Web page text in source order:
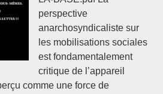
perspective
anarchosyndicaliste sur
les mobilisations sociales
est fondamentalement
critique de l’appareil
comme une force de